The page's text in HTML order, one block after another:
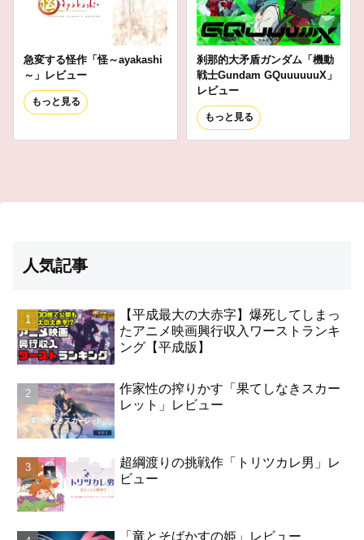
急変する怪作「怪～ayakashi
～」レビュー
もっと見る
刹那的大矛盾ガンダム「機動
戦士Gundam GQuuuuuuX」
レビュー
もっと見る
人気記事
【平成最大の大赤字】爆死してしまっ
たアニメ映画興行収入ワーストランキ
ング【平成版】
作家性の搾りかす「果てしなきスカー
レット」レビュー
超綱渡りの挑戦作「トリツカレ男」レ
ビュー
「竜とそばかすの姫」レビュー